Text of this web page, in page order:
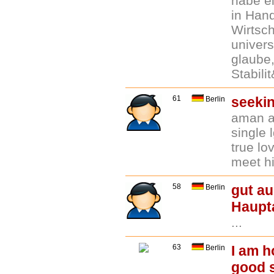
in
61 Berlin
aman
single
true
meet
58 Berlin
gut
...
63 Berlin
I am
good